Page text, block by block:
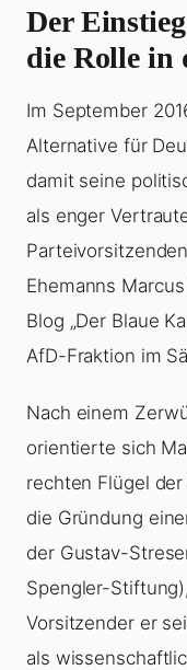
Der
die Rolle in
Im September
Alternative für
damit seine
als enger
Ehemanns
Blog „Der Blaue
AfD-Fraktion im
Nach einem
orientierte sich
rechten Flügel
die Gründung
der Gustav-
Spengler-
Vorsitzender er
als